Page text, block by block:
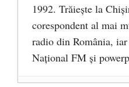
1992. Trăiește la
corespondent al mai
radio din România,
Național FM și